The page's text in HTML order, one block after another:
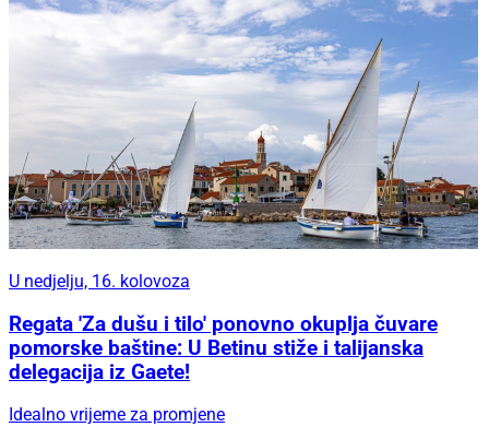
U nedjelju, 16. kolovoza
Regata 'Za dušu i tilo' ponovno okuplja čuvare
pomorske baštine: U Betinu stiže i talijanska
delegacija iz Gaete!
Idealno vrijeme za promjene